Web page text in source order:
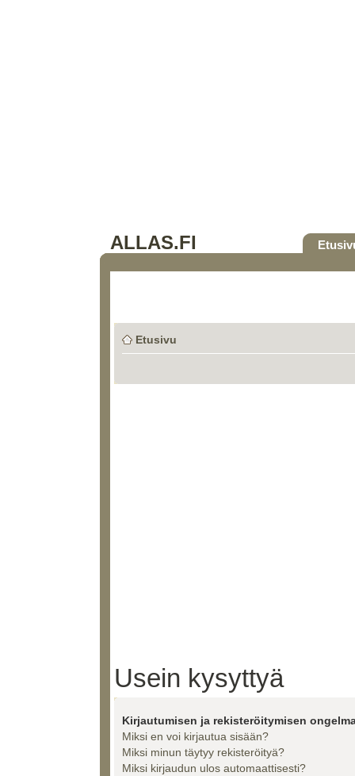
ALLAS.FI
Etusivu
Usein kysyttyä
Kirjautumisen ja rekisteröitymisen
Miksi en voi kirjautua sisään?
Miksi minun täytyy rekisteröityä?
Miksi kirjaudun ulos automaattisesti?